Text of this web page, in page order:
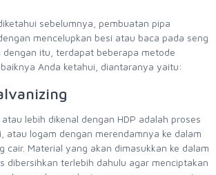
sebelumnya, pembuatan pipa
mencelupkan besi atau baca pada seng
dengan itu, terdapat beberapa metode
Anda ketahui, diantaranya yaitu:
lebih dikenal dengan HDP adalah proses
atau logam dengan merendamnya ke dalam
cair. Material yang akan dimasukkan ke dalam
dibersihkan terlebih dahulu agar menciptakan